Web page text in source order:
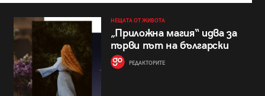
НЕЩАТА ОТ ЖИВОТА
„Приложна магия“ идва за
първи път на български
РЕДАКТОРИТЕ